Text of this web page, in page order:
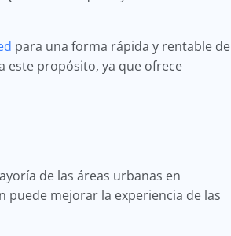
para una forma rápida y rentable de
este propósito, ya que ofrece
de las áreas urbanas en
puede mejorar la experiencia de las